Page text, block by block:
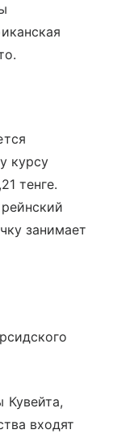
курсу
тенге.
занимает
входят